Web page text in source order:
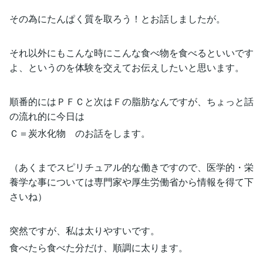
その為にたんぱく質を取ろう！とお話しましたが。
それ以外にもこんな時にこんな食べ物を食べるといいです
よ、というのを体験を交えてお伝えしたいと思います。
順番的にはＰＦＣと次はＦの脂肪なんですが、ちょっと話
の流れ的に今日は
Ｃ＝炭水化物 のお話をします。
（あくまでスピリチュアル的な働きですので、医学的・栄
養学な事については専門家や厚生労働省から情報を得て下
さいね）
突然ですが、私は太りやすいです。
食べたら食べた分だけ、順調に太ります。